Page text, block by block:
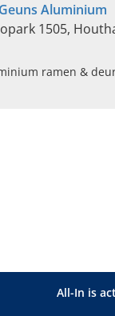
Geuns Aluminium
1505,
ramen &
All-In is